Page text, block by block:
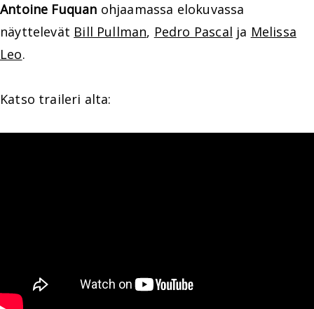
Antoine Fuquan ohjaamassa elokuvassa
näyttelevät Bill Pullman, Pedro Pascal ja Melissa
Leo.
Katso traileri alta: